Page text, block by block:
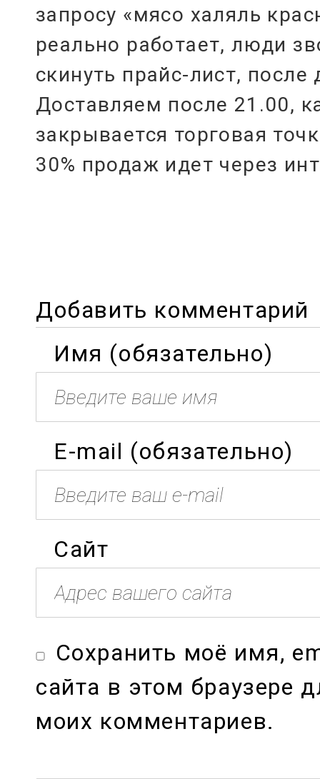
запросу «мясо халяль
реально работает, люди
скинуть прайс-лист, после
Доставляем после 21.00,
закрывается торговая
30% продаж идет через
Добавить комментарий
Имя (обязательно)
E-mail (обязательно)
Сайт
Сохранить моё имя,
сайта в этом браузере
моих комментариев.